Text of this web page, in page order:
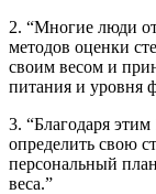
2. “Многие люди
методов оценки
своим весом и
питания и уровня
3. “Благодаря
определить свою
персональный
веса.”